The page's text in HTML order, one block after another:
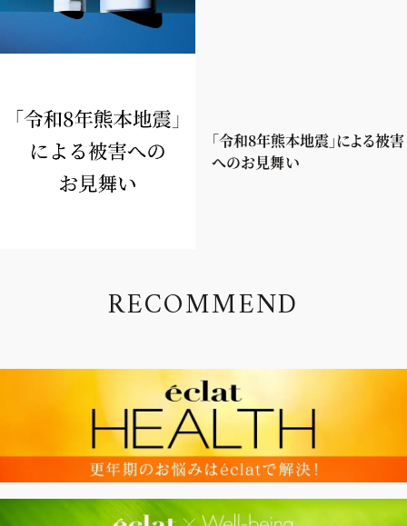
「令和8年熊本地震」による被害
へのお見舞い
RECOMMEND